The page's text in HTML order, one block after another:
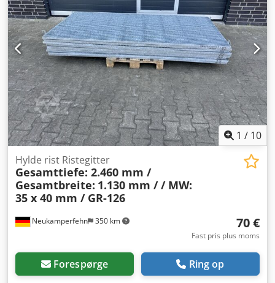
101 stk. Kontaktpersoner i vores virksomhed: Hr.: Andre
Evering Hr.: Mario Klöver Hr.: Falk Deutsch Generelle
oplysninger om varen: Denne vare tilbydes kun til
afhentning. Ønskes yderligere transport eller forsendelse
af denne vare, påløber der ekstra omkostninger, som kan
oplyses særskilt afhængig af leveringssted og omfang.
1 / 10
Neukamperfehn 350 km
Hylde rist Ristegitter
Gesamttiefe: 2.460 mm /
Gesamtbreite: 1.130 mm / / MW:
35 x 40 mm / GR-126
70 €
Fast pris plus moms
Forespørge Ring op